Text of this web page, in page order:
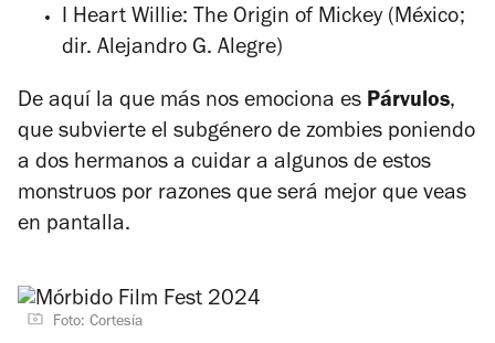
I Heart Willie: The Origin of Mickey (México;
dir. Alejandro G. Alegre)
De aquí la que más nos emociona es Párvulos,
que subvierte el subgénero de zombies poniendo
a dos hermanos a cuidar a algunos de estos
monstruos por razones que será mejor que veas
en pantalla.
Foto: Cortesía